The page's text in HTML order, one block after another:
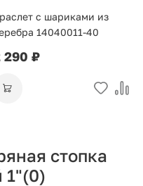
с шариками из
14040011-40
290 ₽
стопка
1"(0)